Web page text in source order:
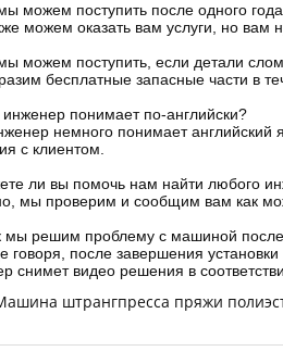
можем поступить после одного
можем оказать вам услуги, но вам
можем поступить, если детали
бесплатные запасные части в
понимает по-английски?
немного понимает английский
с клиентом.
ли вы помочь нам найти любого
мы проверим и сообщим вам как
мы решим проблему с машиной
говоря, после завершения
снимет видео решения в
штрангпресса пряжи